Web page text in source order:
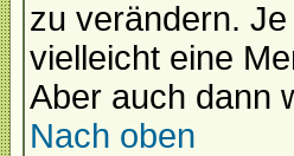
zu verändern.
vielleicht eine
Aber auch dann
Nach oben